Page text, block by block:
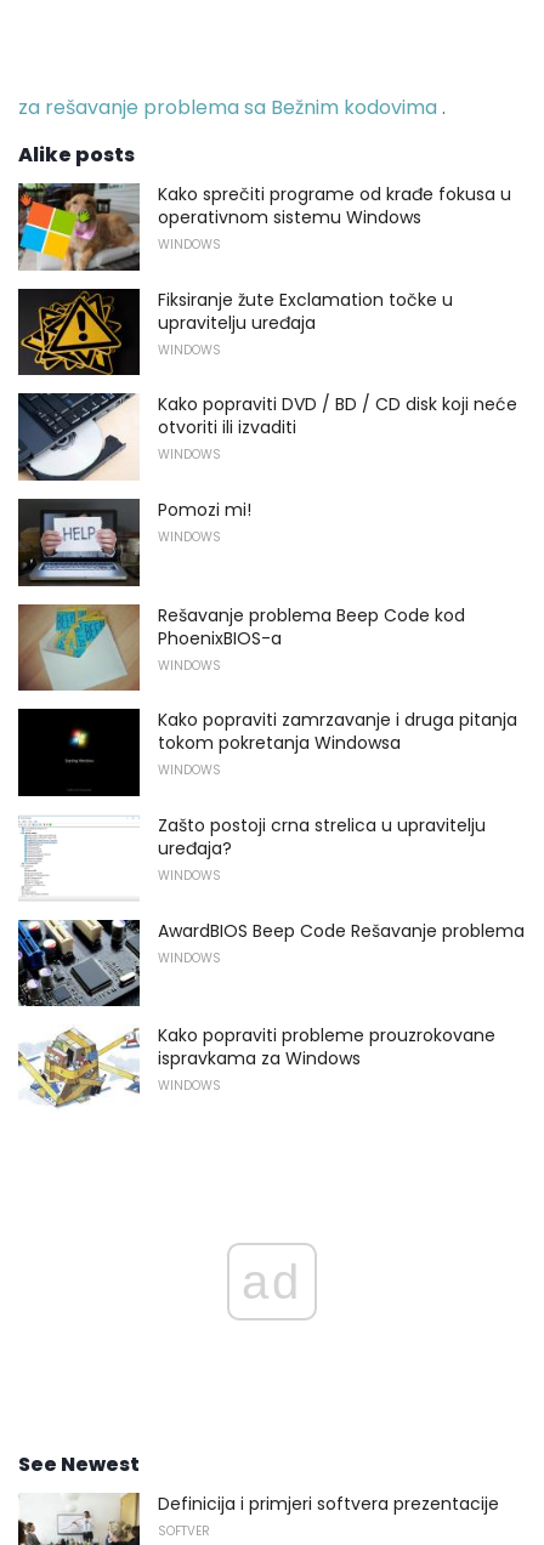
za rešavanje problema sa Bežnim kodovima.
Alike posts
Kako sprečiti programe od krađe fokusa u
operativnom sistemu Windows
WINDOWS
Fiksiranje žute Exclamation točke u
upravitelju uređaja
WINDOWS
Kako popraviti DVD / BD / CD disk koji neće
otvoriti ili izvaditi
WINDOWS
Pomozi mi!
WINDOWS
Rešavanje problema Beep Code kod
PhoenixBIOS-a
WINDOWS
Kako popraviti zamrzavanje i druga pitanja
tokom pokretanja Windowsa
WINDOWS
Zašto postoji crna strelica u upravitelju
uređaja?
WINDOWS
AwardBIOS Beep Code Rešavanje problema
WINDOWS
Kako popraviti probleme prouzrokovane
ispravkama za Windows
WINDOWS
ad
See Newest
Definicija i primjeri softvera prezentacije
SOFTVER